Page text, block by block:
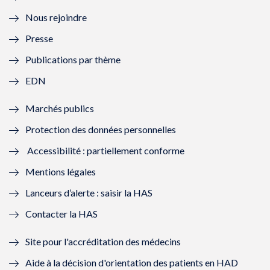
l
f
n
ê
t
r
e
)
e
n
ê
r
)
ê
t
e
ê
)
Nous rejoindre
Presse
Publications par thème
EDN
Marchés publics
Protection des données personnelles
Accessibilité : partiellement conforme
Mentions légales
Lanceurs d’alerte : saisir la HAS
Contacter la HAS
Site pour l'accréditation des médecins
Aide à la décision d'orientation des patients en HAD